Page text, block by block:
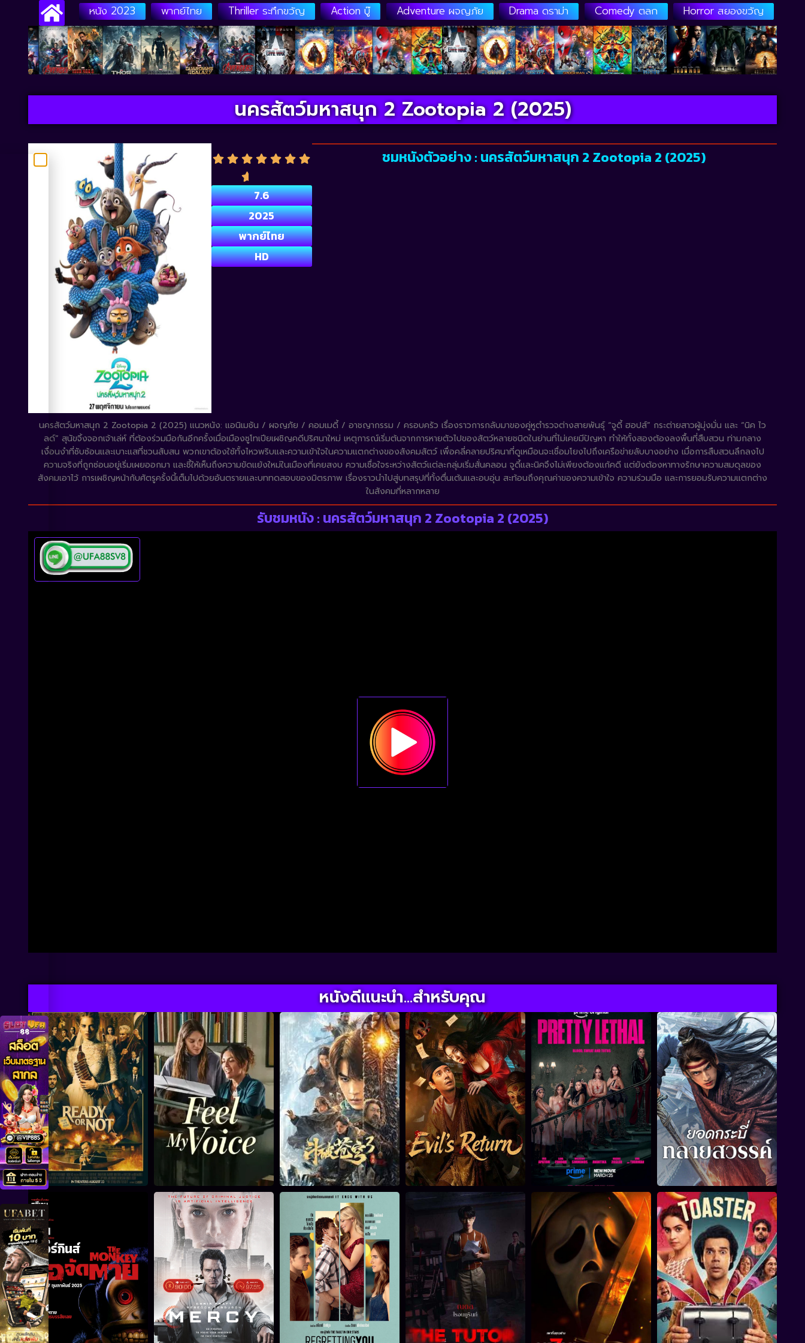
หนัง 2023 พากย์ไทย Thriller ระทึกขวัญ Action บู๊ Adventure ผจญภัย Drama ดราม่า Comedy ตลก Horror สยองขวัญ
นครสัตว์มหาสนุก 2 Zootopia 2 (2025)
7.6
2025
พากย์ไทย
HD
ชมหนังตัวอย่าง : นครสัตว์มหาสนุก 2 Zootopia 2 (2025)
นครสัตว์มหาสนุก 2 Zootopia 2 (2025) แนวหนัง: แอนิเมชัน / ผจญภัย / คอมเมดี้ / อาชญากรรม / ครอบครัว เรื่องราวการกลับมาของคู่หูตำรวจต่างสายพันธุ์ “จูดี้ ฮอปส์” กระต่ายสาวผู้มุ่งมั่น และ “นิค ไว
ลด์” สุนัขจิ้งจอกเจ้าเล่ห์ ที่ต้องร่วมมือกันอีกครั้งเมื่อเมืองซูโทเปียเผชิญคดีปริศนาใหม่ เหตุการณ์เริ่มต้นจากการหายตัวไปของสัตว์หลายชนิดในย่านที่ไม่เคยมีปัญหา ทำให้ทั้งสองต้องลงพื้นที่สืบสวน ท่ามกลาง
เงื่อนงำที่ซับซ้อนและเบาะแสที่ชวนสับสน พวกเขาต้องใช้ทั้งไหวพริบและความเข้าใจในความแตกต่างของสังคมสัตว์ เพื่อคลี่คลายปริศนาที่ดูเหมือนจะเชื่อมโยงไปถึงเครือข่ายลับบางอย่าง เมื่อการสืบสวนลึกลงไป
ความจริงที่ถูกซ่อนอยู่เริ่มเผยออกมา และชี้ให้เห็นถึงความขัดแย้งใหม่ในเมืองที่เคยสงบ ความเชื่อใจระหว่างสัตว์แต่ละกลุ่มเริ่มสั่นคลอน จูดี้และนิคจึงไม่เพียงต้องแก้คดี แต่ยังต้องหาทางรักษาความสมดุลของ
สังคมเอาไว้ การเผชิญหน้ากับศัตรูครั้งนี้เต็มไปด้วยอันตรายและบททดสอบของมิตรภาพ เรื่องราวนำไปสู่บทสรุปที่ทั้งตื่นเต้นและอบอุ่น สะท้อนถึงคุณค่าของความเข้าใจ ความร่วมมือ และการยอมรับความแตกต่าง
ในสังคมที่หลากหลาย
รับชมหนัง : นครสัตว์มหาสนุก 2 Zootopia 2 (2025)
หนังดีแนะนำ...สำหรับคุณ